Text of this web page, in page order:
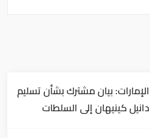
الإمارات: بيان مشترك بشأن تسليم
دانيل كينيهان إلى السلطات